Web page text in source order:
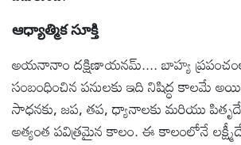
ఆధ్యాత్మిక సూక్తి
అయనానాం దక్షిణాయనమ్.... బాహ్య
సంబంధించిన పనులకు ఇది నిషిద్ధ కాలమే
సాధనకు, జప, తప, ధ్యానాలకు మరియు
అత్యంత పవిత్రమైన కాలం. ఈ కాలంలోనే